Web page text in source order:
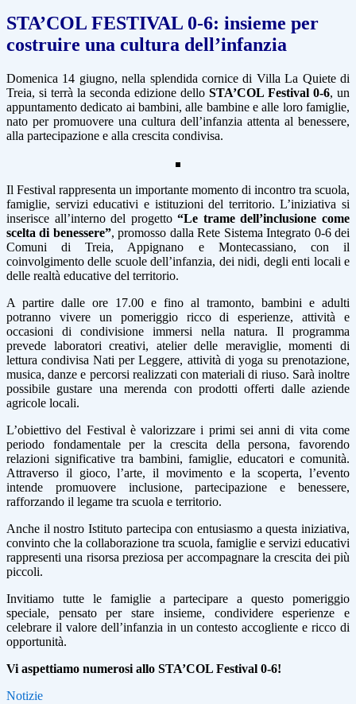
STA’COL FESTIVAL 0-6: insieme per
costruire una cultura dell’infanzia
Domenica 14 giugno, nella splendida cornice di Villa La Quiete di
Treia, si terrà la seconda edizione dello STA’COL Festival 0-6, un
appuntamento dedicato ai bambini, alle bambine e alle loro famiglie,
nato per promuovere una cultura dell’infanzia attenta al benessere,
alla partecipazione e alla crescita condivisa.
Il Festival rappresenta un importante momento di incontro tra scuola,
famiglie, servizi educativi e istituzioni del territorio. L’iniziativa si
inserisce all’interno del progetto“Le trame dell’inclusione come
scelta di benessere”, promosso dalla Rete Sistema Integrato 0-6 dei
Comuni di Treia, Appignano e Montecassiano, con il
coinvolgimento delle scuole dell’infanzia, dei nidi, degli enti locali e
delle realtà educative del territorio.
A partire dalle ore 17.00 e fino al tramonto, bambini e adulti
potranno vivere un pomeriggio ricco di esperienze, attività e
occasioni di condivisione immersi nella natura. Il programma
prevede laboratori creativi, atelier delle meraviglie, momenti di
lettura condivisa Nati per Leggere, attività di yoga su prenotazione,
musica, danze e percorsi realizzati con materiali di riuso. Sarà inoltre
possibile gustare una merenda con prodotti offerti dalle aziende
agricole locali.
L’obiettivo del Festival è valorizzare i primi sei anni di vita come
periodo fondamentale per la crescita della persona, favorendo
relazioni significative tra bambini, famiglie, educatori e comunità.
Attraverso il gioco, l’arte, il movimento e la scoperta, l’evento
intende promuovere inclusione, partecipazione e benessere,
rafforzando il legame tra scuola e territorio.
Anche il nostro Istituto partecipa con entusiasmo a questa iniziativa,
convinto che la collaborazione tra scuola, famiglie e servizi educativi
rappresenti una risorsa preziosa per accompagnare la crescita dei più
piccoli.
Invitiamo tutte le famiglie a partecipare a questo pomeriggio
speciale, pensato per stare insieme, condividere esperienze e
celebrare il valore dell’infanzia in un contesto accogliente e ricco di
opportunità.
Vi aspettiamo numerosi allo STA’COL Festival 0-6!
Notizie